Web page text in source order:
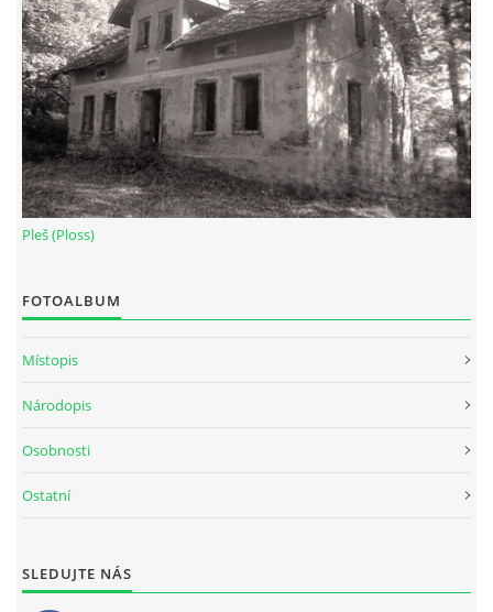
© 2026 eStránky.cz |Aktualizováno: 17. 7. 2026|Nahoru ↑
Pleš (Ploss)
FOTOALBUM
Místopis
Národopis
Osobnosti
Ostatní
SLEDUJTE NÁS